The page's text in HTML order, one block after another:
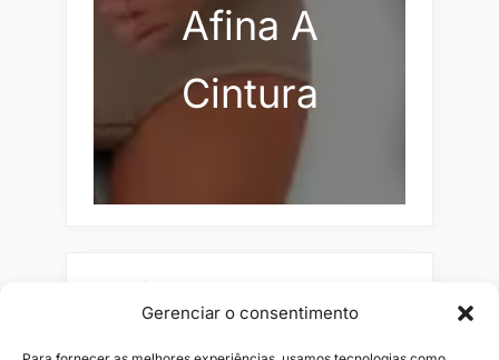
Gerenciar o consentimento
Afina A
Cintura
Pesquisar